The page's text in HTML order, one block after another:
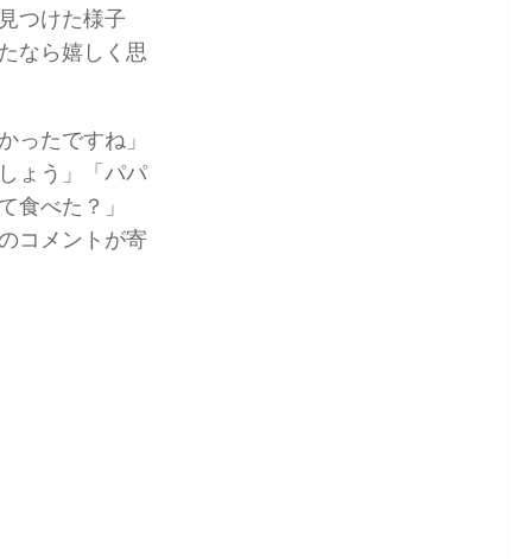
つけた様子
なら嬉しく思
ったですね」
ょう」「パパ
食べた？」
コメントが寄